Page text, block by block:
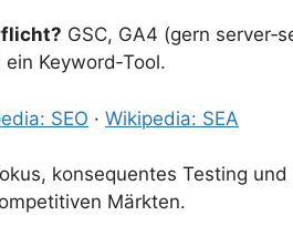
GSC, GA4 (gern
ein Keyword‑Tool.
SEO · Wikipedia: SEA
konsequentes Testing
Märkten.